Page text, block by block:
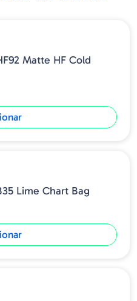
Matte HF Cold
Lime Chart Bag